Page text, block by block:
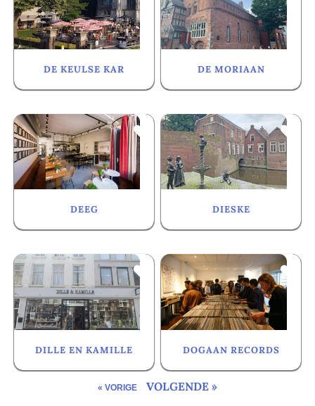
DE KEULSE KAR DE MORIAAN
Favorite
DEEG DIESKE
Favorite
DILLE EN KAMILLE DOGAAN RECORDS
« VORIGE VOLGENDE »